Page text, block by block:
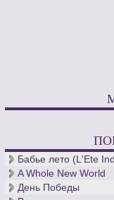
Бабье лето (L'Ete
A Whole New World
День Победы